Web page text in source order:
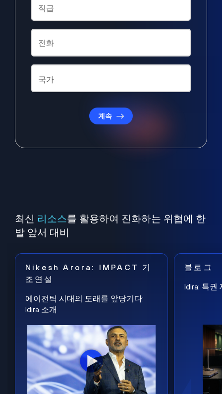
계속
최신 리소스를 활용하여 진화하는 위협에 한
발 앞서 대비
Nikesh Arora: IMPACT 기
조연설
에이전틱 시대의 도래를 앞당기다:
Idira 소개
블로그
Idira: 특권